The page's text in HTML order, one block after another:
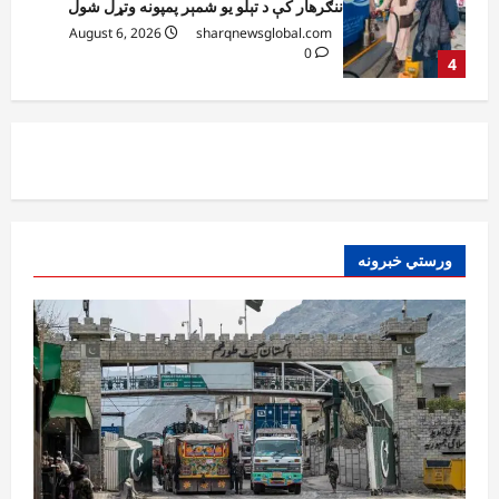
5
چارې په بېلابېلو برخو کې روانې دي
sharqnewsglobal.com
2
درې کسان وژل شوي
sharqnewsglobal.com
August 8, 2026
0
افغانستان
د ټاپي پروژې ۱۱۶ کیلومتره نل‌لیکه بشپړه
شوې
sharqnewsglobal.com
August 8, 2026
ورستي خبرونه